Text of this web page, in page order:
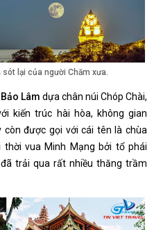
lại của người Chăm xưa.
Lâm dựa chân núi Chóp Chài,
kiến trúc hài hòa, không gian
còn được gọi với cái tên là chùa
vua Minh Mạng bởi tổ phái
trải qua rất nhiều thăng trầm